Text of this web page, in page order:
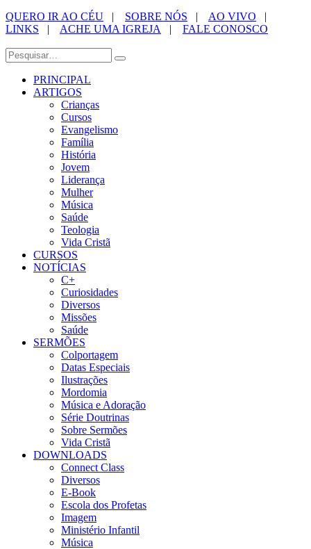
QUERO IR AO CÉU | SOBRE NÓS | AO VIVO |
LINKS | ACHE UMA IGREJA | FALE CONOSCO
PRINCIPAL
ARTIGOS
Crianças
Cursos
Evangelismo
Família
História
Jovem
Liderança
Mulher
Música
Saúde
Teologia
Vida Cristã
CURSOS
NOTÍCIAS
C+
Curiosidades
Diversos
Missões
Saúde
SERMÕES
Colportagem
Datas Especiais
Ilustrações
Mordomia
Música e Adoração
Série Doutrinas
Sobre Sermões
Vida Cristã
DOWNLOADS
Connect Class
Diversos
E-Book
Escola dos Profetas
Imagem
Ministério Infantil
Música